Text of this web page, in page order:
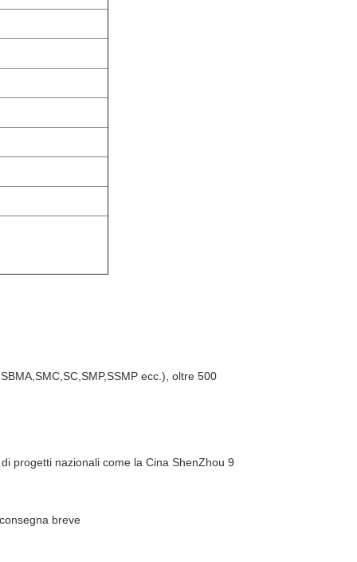
ecc.), oltre 500
progetti nazionali come la Cina ShenZhou 9
breve